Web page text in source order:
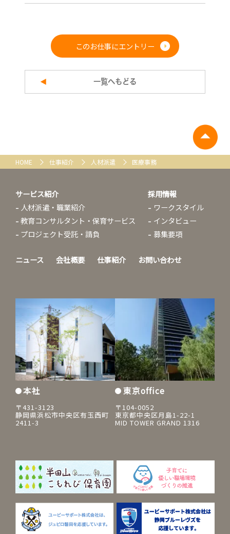
このお仕事にエントリー
一覧へもどる
HOME 仕事紹介 人材派遣 医療事務
サービス紹介
人材派遣・職業紹介
教育コンサルタント・保育サービス
プロジェクト受託・請負
採用情報
ワークスタイル
インタビュー
募集要項
ニュース 会社概要 仕事紹介 お問い合わせ
本社
〒431-3123
静岡県浜松市中央区有玉西町
2411-3
東京office
〒104-0052
東京都中央区月島1-22-1
MID TOWER GRAND 1316